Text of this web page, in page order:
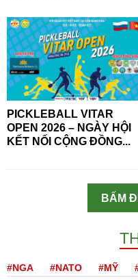
PICKLEBALL VITAR
OPEN 2026 – NGÀY HỘI
KẾT NỐI CỘNG ĐỒNG...
BẤM
#NGA #NATO #MỸ